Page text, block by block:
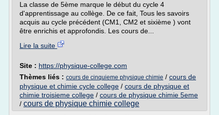
La classe de 5ème marque le début du cycle 4
d'apprentissage au collège. De ce fait, Tous les savoirs
acquis au cycle précédent (CM1, CM2 et sixième ) vont
être enrichis et approfondis. Les cours de...
Lire la suite
Site : https://physique-college.com
Thèmes liés : cours de cinquieme physique chimie / cours de
physique et chimie cycle college / cours de physique et
chimie troisieme college / cours de physique chimie 5eme
/ cours de physique chimie college